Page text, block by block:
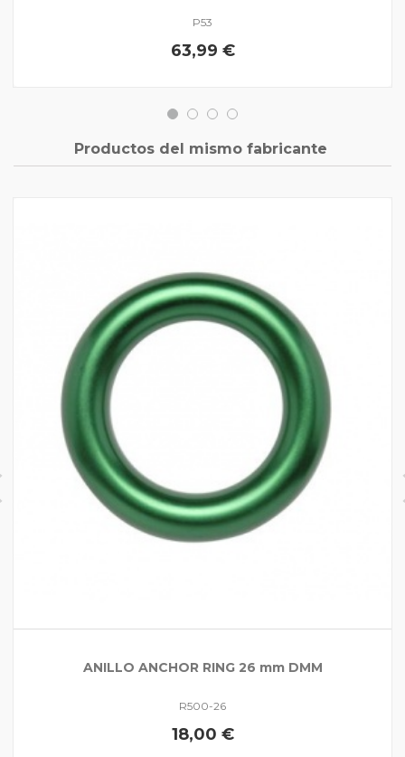
P53
63,99 €
Productos del mismo fabricante
ANILLO ANCHOR RING 26 mm DMM
R500-26
18,00 €